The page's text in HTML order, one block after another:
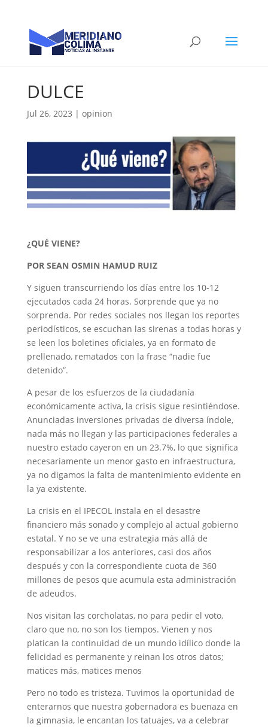
DULCE
Jul 26, 2023 | opinion
¿QUÉ VIENE?
POR SEAN OSMIN HAMUD RUIZ
Y siguen transcurriendo los días entre los 10-12
ejecutados cada 24 horas. Sorprende que ya no
sorprenda. Por redes sociales nos llegan los reportes
periodísticos, se escuchan las sirenas a todas horas y
se leen los boletines oficiales, ya en formato de
prellenado, rematados con la frase “nadie fue
detenido”.
A pesar de los esfuerzos de la ciudadanía
económicamente activa, la crisis sigue resintiéndose.
Anunciadas inversiones privadas de diversa índole,
nada más no llegan y las participaciones federales a
nuestro estado cayeron en un 23.7%, lo que significa
necesariamente un menor gasto en infraestructura,
ya no digamos la falta de mantenimiento evidente en
la ya existente.
La crisis en el IPECOL instala en el desastre
financiero más sonado y complejo al actual gobierno
estatal. Y no se ve una estrategia más allá de
responsabilizar a los anteriores, casi dos años
después y con la correspondiente cuota de 360
millones de pesos que acumula esta administración
de adeudos.
Nos visitan las corcholatas, no para pedir el voto,
claro que no, no son los tiempos. Vienen y nos
platican la continuidad de un mundo idílico donde la
felicidad es permanente y reinan los otros datos;
matices más, matices menos
Pero no todo es tristeza. Tuvimos la oportunidad de
enterarnos que nuestra gobernadora es buenaza en
la gimnasia, le encantan los tatuajes, va a celebrar